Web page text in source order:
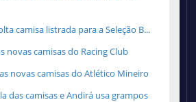
camisa listrada para a Seleção B...
novas camisas do Racing Club
novas camisas do Atlético Mineiro
das camisas e Andirá usa grampos